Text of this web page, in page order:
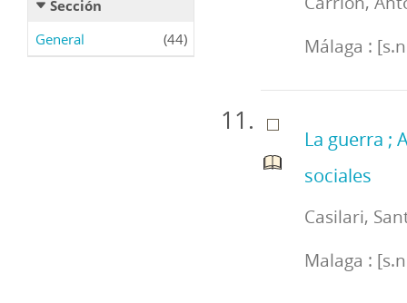
Sección
General
(44)
Málaga :
La guerra ;
sociales
Casilari,
Malaga :